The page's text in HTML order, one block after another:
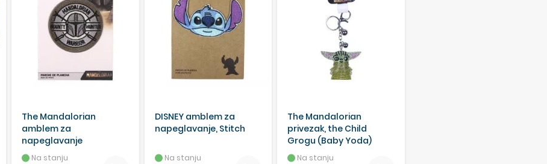
The Mandalorian
amblem za
napeglavanje
Na stanju
DISNEY amblem za
napeglavanje, Stitch
Na stanju
The Mandalorian
privezak, the Child
Grogu (Baby Yoda)
Na stanju